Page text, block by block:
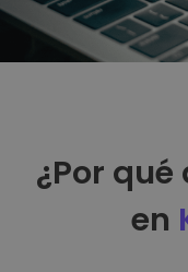
¿Por
en